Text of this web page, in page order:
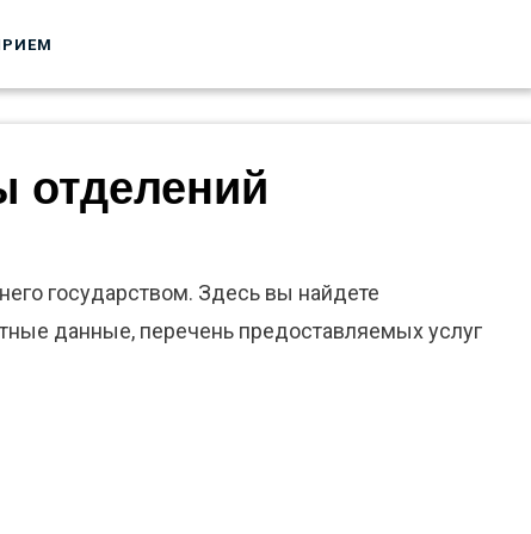
отделений
государством. Здесь вы найдете
данные, перечень предоставляемых услуг